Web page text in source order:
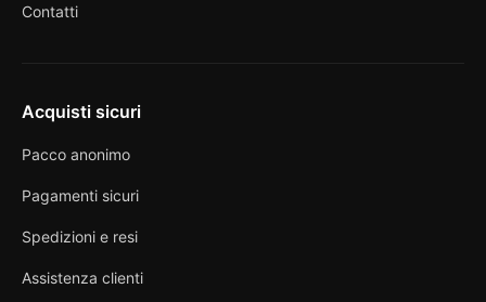
Contatti
Acquisti sicuri
Pacco anonimo
Pagamenti sicuri
Spedizioni e resi
Assistenza clienti